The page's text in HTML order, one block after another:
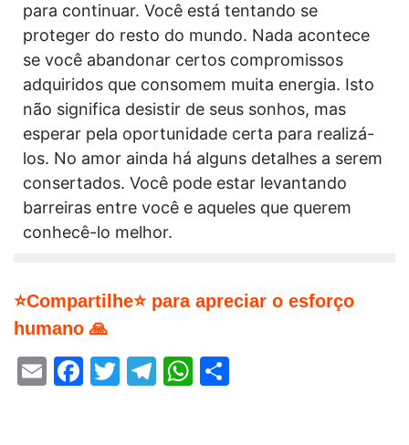
para continuar. Você está tentando se
proteger do resto do mundo. Nada acontece
se você abandonar certos compromissos
adquiridos que consomem muita energia. Isto
não significa desistir de seus sonhos, mas
esperar pela oportunidade certa para realizá-
los. No amor ainda há alguns detalhes a serem
consertados. Você pode estar levantando
barreiras entre você e aqueles que querem
conhecê-lo melhor.
⭐Compartilhe⭐ para apreciar o esforço
humano 🙏
EmailFacebook
Twitter
Telegram
WhatsApp